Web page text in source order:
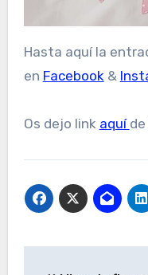
Hasta aquí la
en Facebook &
Os dejo link aquí